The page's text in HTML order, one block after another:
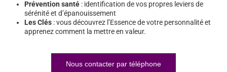
Prévention santé : identification de vos propres leviers de
sérénité et d’épanouissement
Les Clés : vous découvrez l’Essence de votre personnalité et
apprenez comment la mettre en valeur.
Nous contacter par téléphone